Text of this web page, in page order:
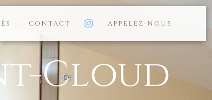
CONTACT APPELEZ-NOUS
Cloud